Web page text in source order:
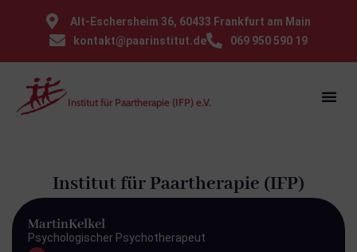
⁠Alt-Eschersheim 36, 60433 Frankfurt am Main
kontakt@paarinstitut.de
069 950 590 19
Institut für Paartherapie (IFP) e.V.
Institut für Paartherapie (IFP)
MartinKelkel
Psychologischer Psychotherapeut